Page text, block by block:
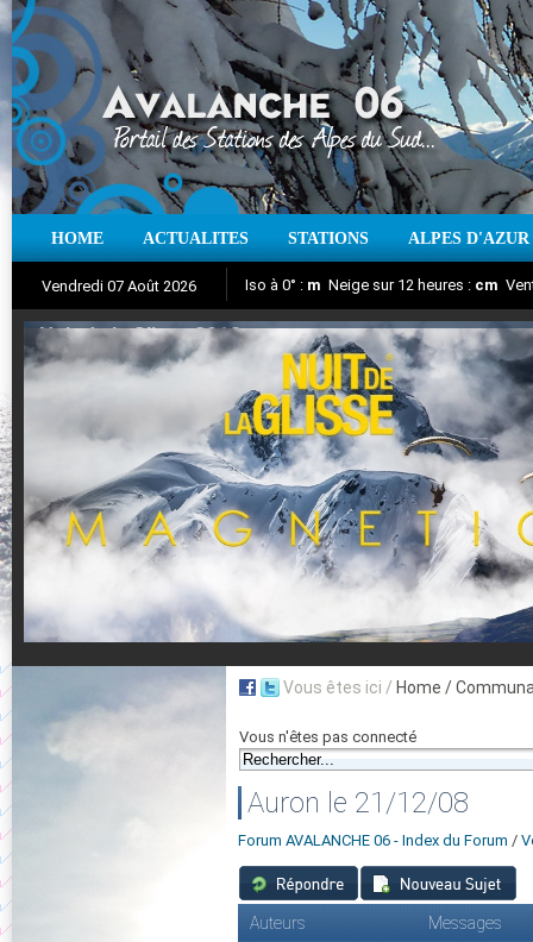
HOME ACTUALITES STATIONS ALPES D'AZUR
Vendredi 07 Août 2026
Aujourd'hui : T° Min : °C T° Max :°C
Iso à 0° : m Neige sur 12 heures : cm
Suivez en direct l'actualité des stations
Nuit de la Glisse 2018
Vous êtes ici / Home /
Vous n'êtes pas connecté
Auron le 21/12/08
Forum AVALANCHE 06 - Index du Forum /
Auteurs Messages